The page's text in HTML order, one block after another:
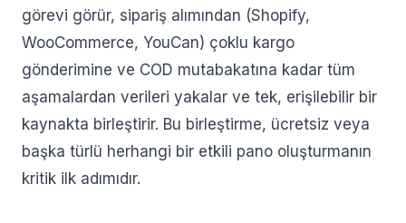
görevi görür, sipariş alımından (Shopify,
WooCommerce, YouCan) çoklu kargo
gönderimine ve COD mutabakatına kadar tüm
aşamalardan verileri yakalar ve tek, erişilebilir bir
kaynakta birleştirir. Bu birleştirme, ücretsiz veya
başka türlü herhangi bir etkili pano oluşturmanın
kritik ilk adımıdır.